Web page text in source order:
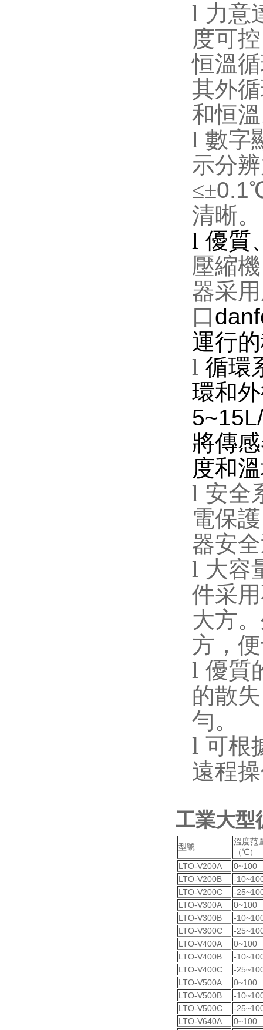
l 力意
度可
恒溫
其外
和恒溫
l 數字
示分
≤±0.1
清晰。
l 優質
壓縮
器采
口
運行
l 循環
環和
將傳
度和
l 安全
電保
器安
l 大容
件采
大方
方，
l 優質
的散
勻。
l 可根
遠程
工業大型
型號
溫度范
（℃）
LTO-V200A
0~100
LTO-V200B
-
LTO-V200C
-
LTO-V300A
0~100
LTO-V300B
-
LTO-V300C
-
LTO-V400A
0~100
LTO-V400B
-
LTO-V400C
-
LTO-V500A
0~100
LTO-V500B
-
LTO-V500C
-
LTO-V640A
0~100